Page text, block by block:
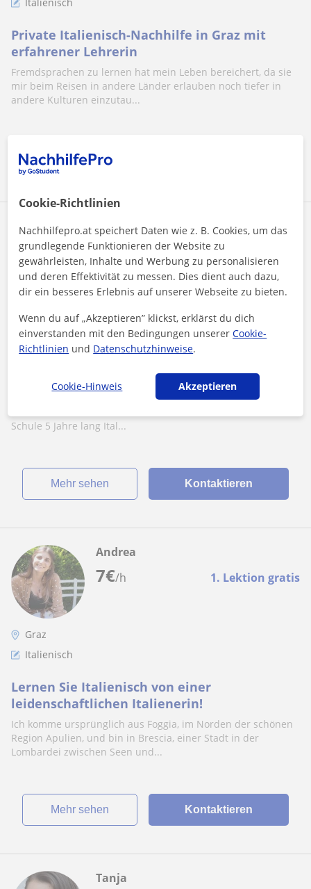
Private Italienisch-Nachhilfe in Graz mit
erfahrener Lehrerin
Fremdsprachen zu lernen hat mein Leben bereichert, da sie
mir beim Reisen in andere Länder erlauben noch tiefer in
andere Kulturen einzutau...
Mehr sehen
7€/h 1. Lektion gratis
Lea
Italienisch
musikbegeisterter Lehramtsstudentin
Hallo! Ich heiße Lea, komme aus Oberösterreich und studiere
Schule 5 Jahre lang Ital...
Mehr sehen Kontaktieren
7€/h 1. Lektion gratis
Andrea
Graz
Italienisch
Lernen Sie Italienisch von einer
leidenschaftlichen Italienerin!
Ich komme ursprünglich aus Foggia, im Norden der schönen
Region Apulien, und bin in Brescia, einer Stadt in der
Lombardei zwischen Seen und...
Mehr sehen Kontaktieren
Tanja
Cookie-Richtlinien
Nachhilfepro.at speichert Daten wie z. B. Cookies, um das
grundlegende Funktionieren der Website zu
gewährleisten, Inhalte und Werbung zu personalisieren
und deren Effektivität zu messen. Dies dient auch dazu,
dir ein besseres Erlebnis auf unserer Webseite zu bieten.
Wenn du auf „Akzeptieren” klickst, erklärst du dich
einverstanden mit den Bedingungen unsererCookie-
Richtlinien und Datenschutzhinweise.
Cookie-Hinweis Akzeptieren